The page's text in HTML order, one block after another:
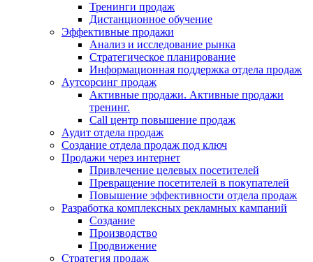
Тренинги продаж
Дистанционное обучение
Эффективные продажи
Анализ и исследование рынка
Стратегическое планирование
Информационная поддержка отдела продаж
Аутсорсинг продаж
Активные продажи. Активные продажи
тренинг.
Call центр повышение продаж
Аудит отдела продаж
Создание отдела продаж под ключ
Продажи через интернет
Привлечение целевых посетителей
Превращение посетителей в покупателей
Повышение эффективности отдела продаж
Разработка комплексных рекламных кампаний
Создание
Производство
Продвижение
Стратегия продаж